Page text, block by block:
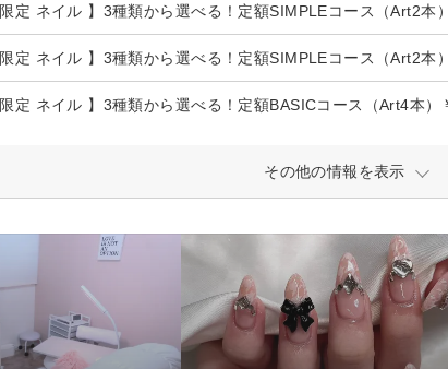
限定 ネイル 】3種類から選べる！定額SIMPLEコース（Art2
限定 ネイル 】3種類から選べる！定額SIMPLEコース（Art2
限定 ネイル 】3種類から選べる！定額BASICコース（Art4本
その他の情報を表示